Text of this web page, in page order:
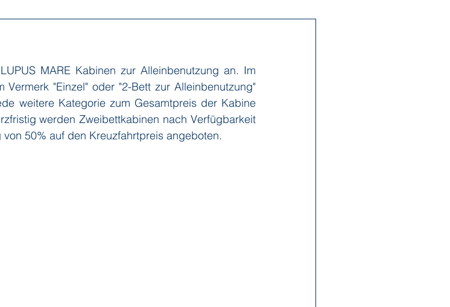
Running on Waves Sailing-Classics Scenic Seabourn
MARE Kabinen zur Alleinbenutzung an. Im
"Einzel" oder "2-Bett zur Alleinbenutzung"
weitere Kategorie zum Gesamtpreis der Kabine
werden Zweibettkabinen nach Verfügbarkeit
50% auf den Kreuzfahrtpreis angeboten.